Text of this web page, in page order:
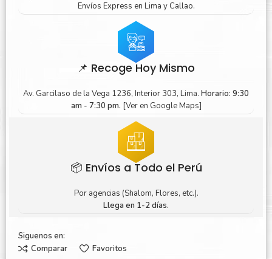
Envíos Express en Lima y Callao.
📌 Recoge Hoy Mismo
Av. Garcilaso de la Vega 1236, Interior 303, Lima. Horario: 9:30
am - 7:30 pm. [Ver en Google Maps]
📦 Envíos a Todo el Perú
Por agencias (Shalom, Flores, etc.).
Llega en 1-2 días.
Siguenos en:
Comparar
Favoritos